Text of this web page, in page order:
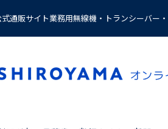
通販サイト業務用無線機・トランシーバー